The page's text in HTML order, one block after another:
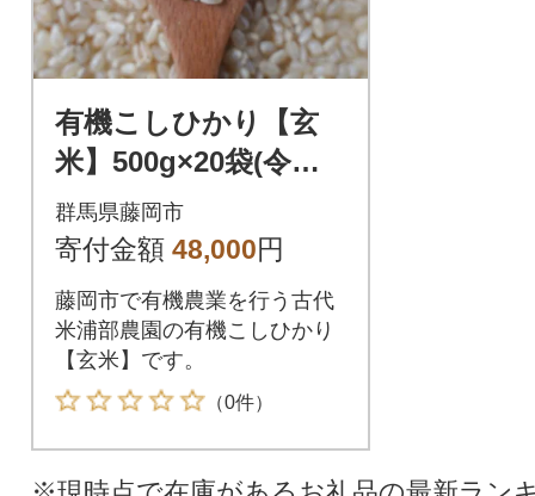
有機こしひかり【玄
米】500g×20袋(令和7
年産)
群馬県藤岡市
寄付金額 48,000円
藤岡市で有機農業を行う古代
米浦部農園の有機こしひかり
【玄米】です。
（0件）